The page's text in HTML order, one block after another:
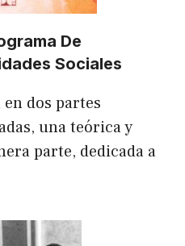
De
Sociales
dos partes
una teórica y
parte, dedicada a